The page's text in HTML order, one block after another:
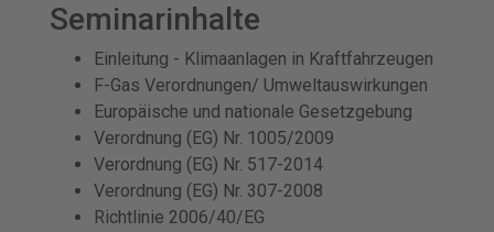
Seminarinhalte
Einleitung - Klimaanlagen in Kraftfahrzeugen
F-Gas Verordnungen/ Umweltauswirkungen
Europäische und nationale Gesetzgebung
Verordnung (EG) Nr. 1005/2009
Verordnung (EG) Nr. 517-2014
Verordnung (EG) Nr. 307-2008
Richtlinie 2006/40/EG